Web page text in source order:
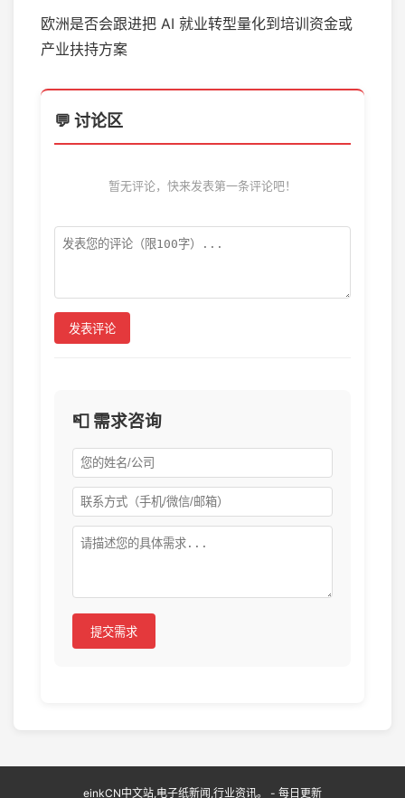
欧洲是否会跟进把 AI 就业转型量化到培训资金或
产业扶持方案
💬 讨论区
暂无评论，快来发表第一条评论吧！
发表评论
📮 需求咨询
提交需求
einkCN中文站,电子纸新闻,行业资讯。 - 每日更新